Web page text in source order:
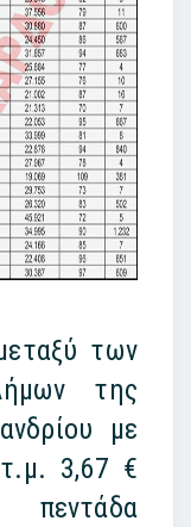
των
της
με
3,67 €